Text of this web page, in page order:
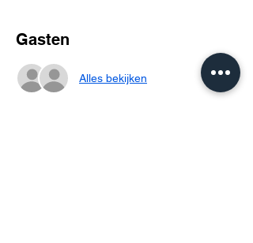
Gasten
Alles bekijken